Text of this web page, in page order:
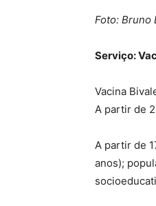
Foto: Bruno
Serviço:
Vacina
A partir de
A partir de
anos);